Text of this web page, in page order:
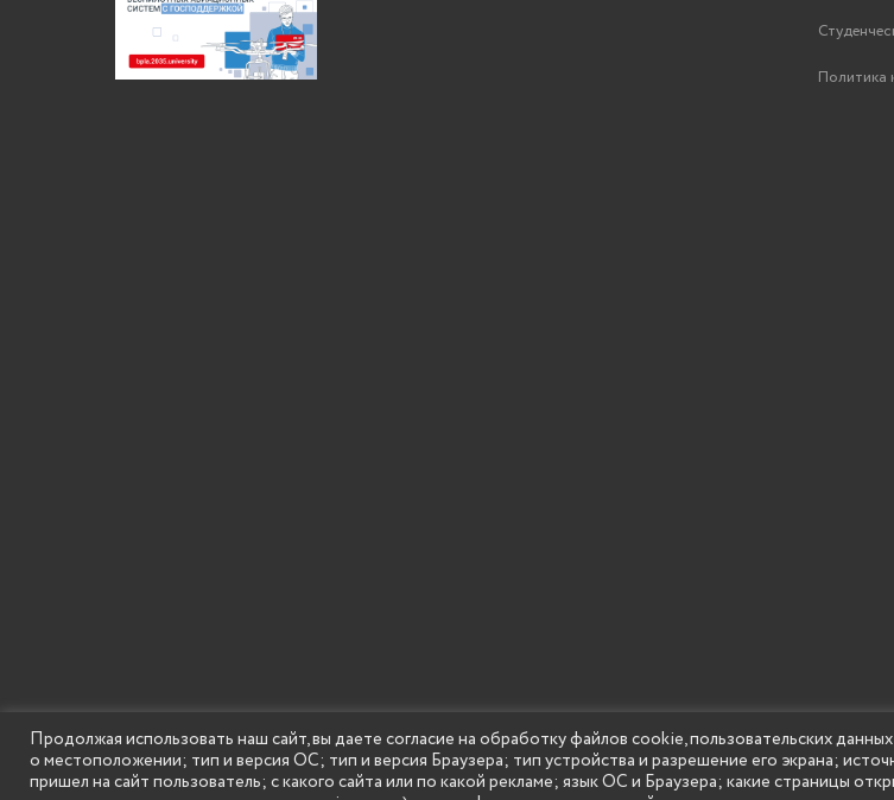
Политика
SECONDARY
MENU
© Государственное бюджетное образовательное учреждение высшего образования
Продолжая использовать наш сайт, вы даете согласие на обработку файлов cookie, пользовательских
о местоположении; тип и версия ОС; тип и версия Браузера; тип устройства и разрешение его экрана;
пришел на сайт пользователь; с какого сайта или по какой рекламе; язык ОС и Браузера; какие страницы